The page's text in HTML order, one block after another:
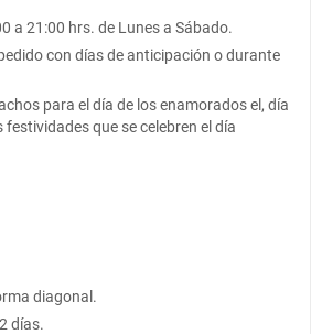
a 21:00 hrs. de Lunes a Sábado.
con días de anticipación o durante
para el día de los enamorados el, día
que se celebren el día
diagonal.
días.